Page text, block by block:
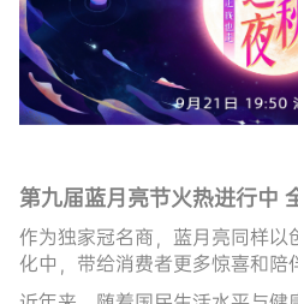
第九届蓝月亮节火热进行中
作为独家冠名商，蓝月亮同样以
化中，带给消费者更多惊喜和陪